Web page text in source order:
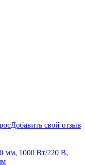
Добавить свой отзыв